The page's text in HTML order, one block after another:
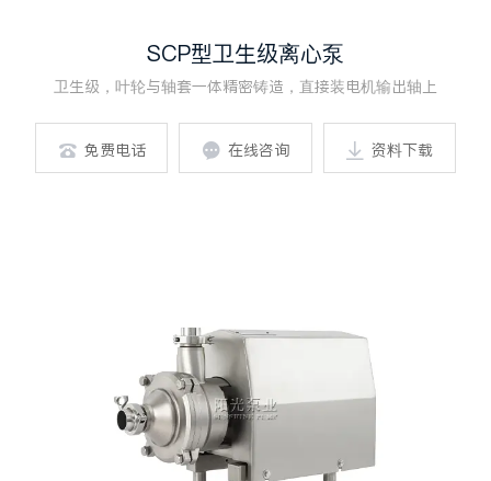
SCP型卫生级离心泵
卫生级，叶轮与轴套一体精密铸造，直接装电机输出轴上
 免费电话  在线咨询  资料下载